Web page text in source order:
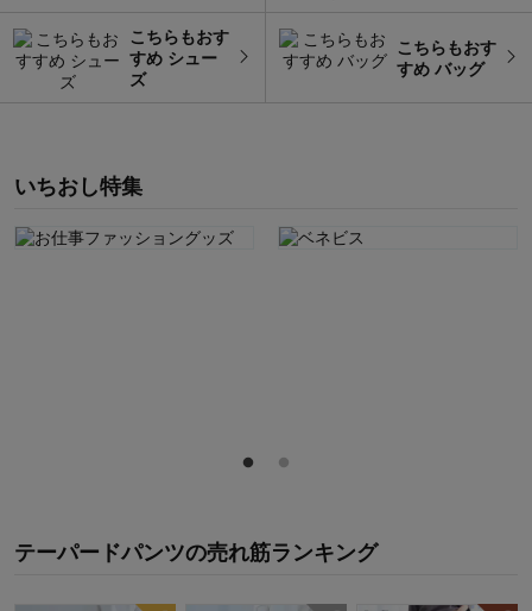
こちらもおす
すめ シュー
ズ
こちらもおす
すめ バッグ
いちおし特集
テーパードパンツの売れ筋ランキング